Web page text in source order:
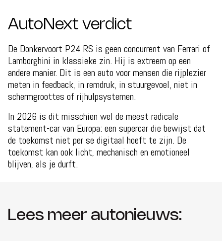
AutoNext verdict
De Donkervoort P24 RS is geen concurrent van Ferrari of
Lamborghini in klassieke zin. Hij is extreem op een
andere manier. Dit is een auto voor mensen die rijplezier
meten in feedback, in remdruk, in stuurgevoel, niet in
schermgroottes of rijhulpsystemen.
In 2026 is dit misschien wel de meest radicale
statement-car van Europa: een supercar die bewijst dat
de toekomst niet per se digitaal hoeft te zijn. De
toekomst kan ook licht, mechanisch en emotioneel
blijven, als je durft.
Lees meer autonieuws: